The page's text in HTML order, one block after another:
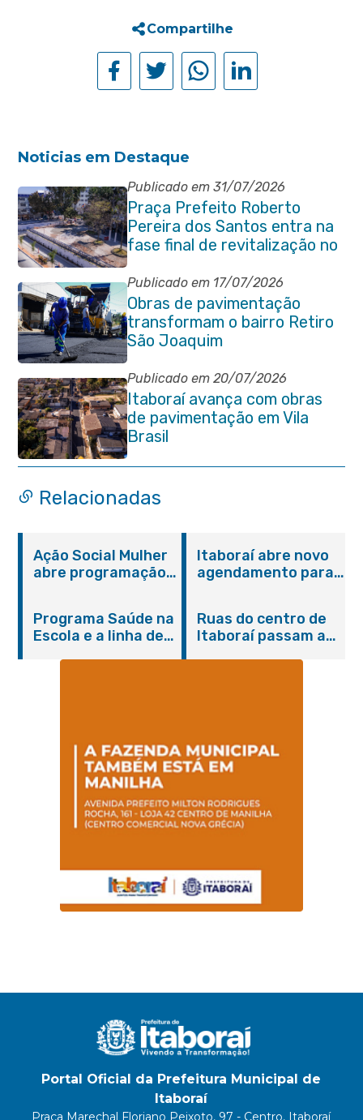
Compartilhe
Noticias em Destaque
Publicado em 31/07/2026
Praça Prefeito Roberto
Pereira dos Santos entra na
fase final de revitalização no
Centro de Itaboraí
Publicado em 17/07/2026
Obras de pavimentação
transformam o bairro Retiro
São Joaquim
Publicado em 20/07/2026
Itaboraí avança com obras
de pavimentação em Vila
Brasil
Relacionadas
Ação Social Mulher
abre programação
serviços gratuitos e
orientações
Itaboraí abre novo
agendamento para
Programa Saúde na
Escola e a linha de
Magalhães Seabra
Ruas do centro de
Itaboraí passam a
Portal Oficial da Prefeitura Municipal de
Itaboraí
Praça Marechal Floriano Peixoto, 97 - Centro, Itaboraí